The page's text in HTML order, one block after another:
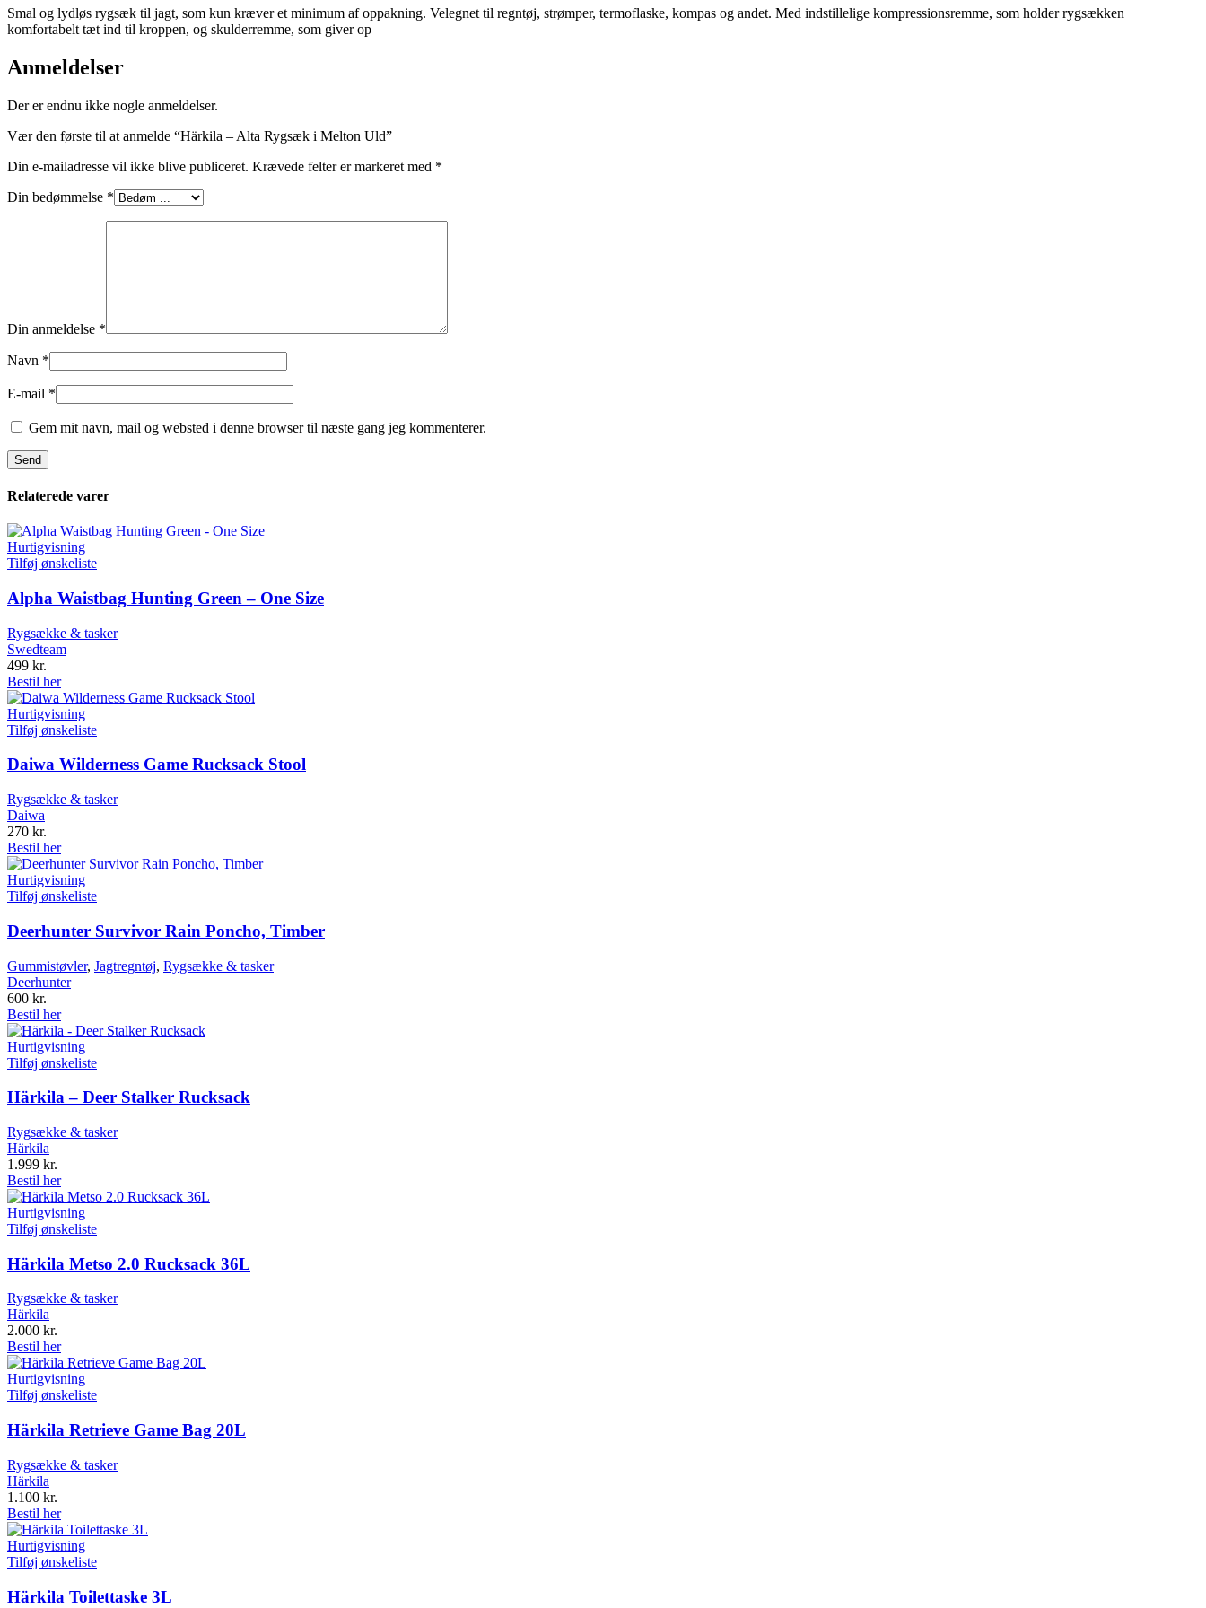
Smal og lydløs rygsæk til jagt, som kun kræver et minimum af oppakning. Velegnet til regntøj, strømper, termoflaske, kompas og andet. Med indstillelige kompressionsremme, som holder rygsækken
komfortabelt tæt ind til kroppen, og skulderremme, som giver op
Anmeldelser
Der er endnu ikke nogle anmeldelser.
Vær den første til at anmelde “Härkila – Alta Rygsæk i Melton Uld”
Din e-mailadresse vil ikke blive publiceret. Krævede felter er markeret med *
Din bedømmelse *
Din anmeldelse *
Navn *
E-mail *
Gem mit navn, mail og websted i denne browser til næste gang jeg kommenterer.
Relaterede varer
Hurtigvisning
Tilføj ønskeliste
Alpha Waistbag Hunting Green – One Size
Rygsække & tasker
Swedteam
499 kr.
Bestil her
Hurtigvisning
Tilføj ønskeliste
Daiwa Wilderness Game Rucksack Stool
Rygsække & tasker
Daiwa
270 kr.
Bestil her
Hurtigvisning
Tilføj ønskeliste
Deerhunter Survivor Rain Poncho, Timber
Gummistøvler, Jagtregntøj, Rygsække & tasker
Deerhunter
600 kr.
Bestil her
Hurtigvisning
Tilføj ønskeliste
Härkila – Deer Stalker Rucksack
Rygsække & tasker
Härkila
1.999 kr.
Bestil her
Hurtigvisning
Tilføj ønskeliste
Härkila Metso 2.0 Rucksack 36L
Rygsække & tasker
Härkila
2.000 kr.
Bestil her
Hurtigvisning
Tilføj ønskeliste
Härkila Retrieve Game Bag 20L
Rygsække & tasker
Härkila
1.100 kr.
Bestil her
Hurtigvisning
Tilføj ønskeliste
Härkila Toilettaske 3L